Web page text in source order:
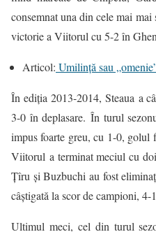
consemnat una din cele mai
victorie a Viitorul cu 5-2 în
Articol: Umilință sau
În ediţia 2013-2014, Steaua a
3-0 în deplasare. În turul
impus foarte greu, cu 1-0, golul
Viitorul a terminat meciul cu
Țîru şi Buzbuchi au fost
câştigată la scor de campioni,
Ultimul meci, cel din turul